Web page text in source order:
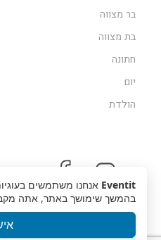
בר מצווה
בת מצווה
חתונה
יום
הולדת
Eventit אנחנו משתמשים
בהמשך שימושך באתר, אתה